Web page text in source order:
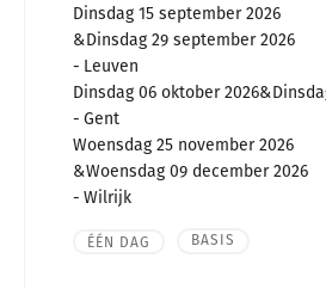
Dinsdag 15 september 2026
Dinsdag 29 september 2026
Leuven
Dinsdag 06 oktober 2026
Gent
Woensdag 25 november 2026
Woensdag 09 december 2026
Wilrijk
ÉÉN DAG BASIS